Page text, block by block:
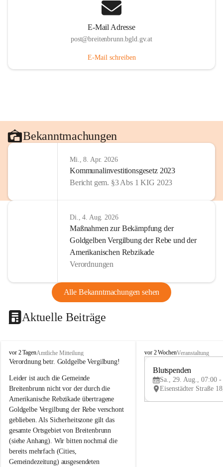
E-Mail Adresse
post@breitenbrunn.bgld.gv.at
E-Mail schreiben
Bekanntmachungen
Mi., 8. Apr. 2026
Kommunalinvestitionsgesetz 2023
Bericht gem. §3 Abs 1 KIG 2023
Di., 4. Aug. 2026
Maßnahmen zur Bekämpfung der
Goldgelben Vergilbung der Rebe und der
Amerikanischen Rebzikade
Verordnungen
Alle Bekanntmachungen sehen
Aktuelle Beiträge
B
r
i
t
e
n
b
r
u
n
n
a
vor 2 TagenAmtliche Mitteilung
Verordnung betr. Goldgelbe Vergilbung!
Leider ist auch die Gemeinde
Breitenbrunn nicht vor der durch die
Amerikanische Rebzikade übertragene
Goldgelbe Vergilbung der Rebe verschont
geblieben. Als Sicherheitszone gilt das
gesamte Ortsgebiet von Breitenbrunn
(siehe Anhang). Wir bitten nochmal die
bereits mehrfach (Cities,
Gemeindezeitung) ausgesendeten
B
e
vor 2 WochenVeranstaltung
Blutspenden
Sa., 29. Aug., 07:00 -